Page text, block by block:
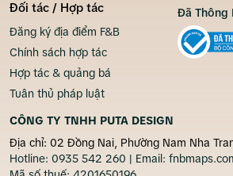
Đối tác / Hợp tác
Đăng ký địa điểm F&B
Chính sách hợp tác
Hợp tác & quảng bá
Tuân thủ pháp luật
CÔNG TY TNHH PUTA DESIGN
Địa chỉ: 02 Đồng Nai, Phường Nam Nha
Hotline: 0935 542 260 | Email:
Đã Thông